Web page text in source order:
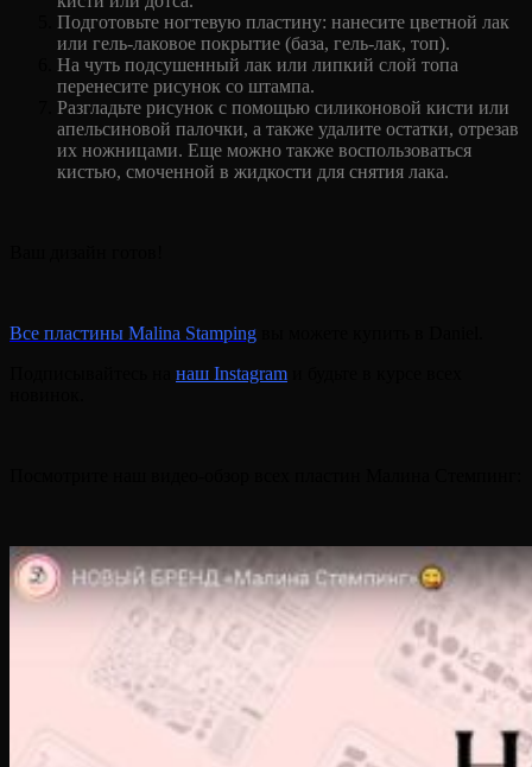
Подготовьте ногтевую пластину: нанесите цветной лак
или гель-лаковое покрытие (база, гель-лак, топ).
На чуть подсушенный лак или липкий слой топа
перенесите рисунок со штампа.
Разгладьте рисунок с помощью силиконовой кисти или
апельсиновой палочки, а также удалите остатки, отрезав
их ножницами. Еще можно также воспользоваться
кистью, смоченной в жидкости для снятия лака.
Все пластины Malina Stamping
наш Instagram